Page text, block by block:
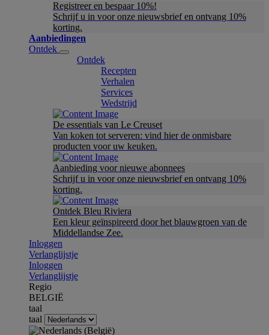
Registreer en bespaar 10%!
Schrijf u in voor onze nieuwsbrief en ontvang 10%
korting.
Aanbiedingen
Ontdek
Ontdek
Recepten
Verhalen
Services
Wedstrijd
De essentials van Le Creuset
Van koken tot serveren: vind hier de onmisbare
producten voor uw keuken.
Aanbieding voor nieuwe abonnees
Schrijf u in voor onze nieuwsbrief en ontvang 10%
korting.
Ontdek Bleu Riviera
Een kleur geïnspireerd door het blauwgroen van de
Middellandse Zee.
Inloggen
Verlanglijstje
Inloggen
Verlanglijstje
Regio
BELGIË
taal
taal